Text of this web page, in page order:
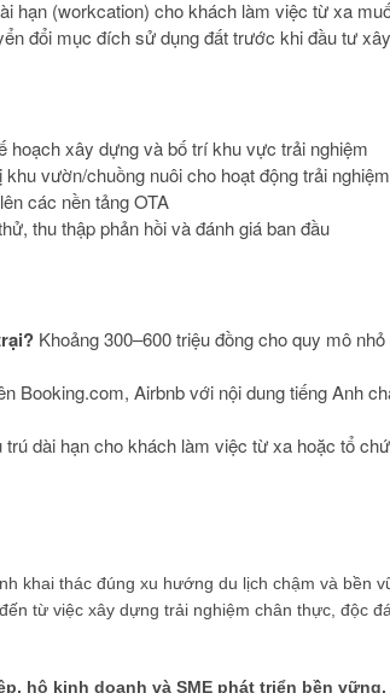
hạn (workcation) cho khách làm việc từ xa
đổi mục đích sử dụng đất trước khi đầu tư
hoạch xây dựng và bố trí khu vực trải nghiệm
vườn/chuồng nuôi cho hoạt động trải nghiệm
các nền tảng OTA
thu thập phản hồi và đánh giá ban đầu
Khoảng 300–600 triệu đồng cho quy mô
Booking.com, Airbnb với nội dung tiếng Anh
trú dài hạn cho khách làm việc từ xa hoặc tổ
khai thác đúng xu hướng du lịch chậm và bền
từ việc xây dựng trải nghiệm chân thực, độc
hộ kinh doanh và SME phát triển bền vững.